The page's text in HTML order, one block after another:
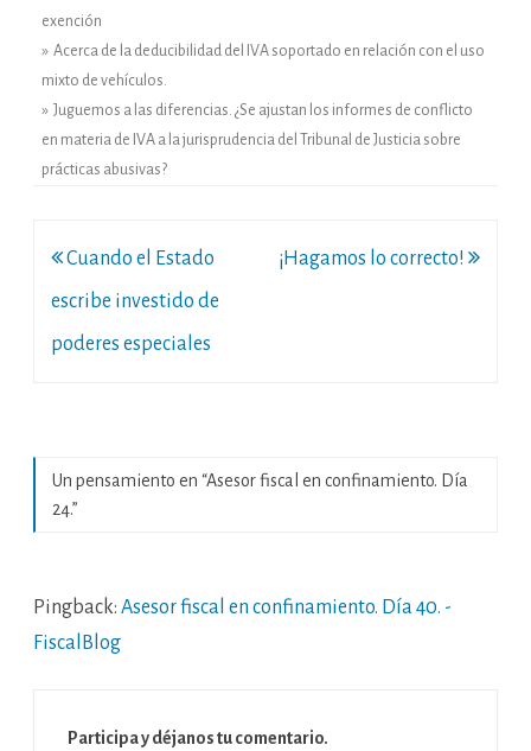
exención
» Acerca de la deducibilidad del IVA soportado en relación con el uso
mixto de vehículos.
» Juguemos a las diferencias. ¿Se ajustan los informes de conflicto
en materia de IVA a la jurisprudencia del Tribunal de Justicia sobre
prácticas abusivas?
Navegación
de
entradas
Cuando el Estado
escribe investido de
poderes especiales
¡Hagamos lo correcto!
Un pensamiento en “Asesor fiscal en confinamiento. Día
24.”
Pingback: Asesor fiscal en confinamiento. Día 40. -
FiscalBlog
Participa y déjanos tu comentario.